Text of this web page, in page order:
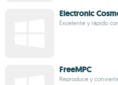
Electronic
Excelente y rápido
FreeMPC
Reproduce y